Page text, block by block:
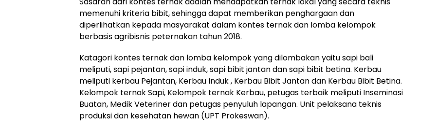
memenuhi kriteria bibit, sehingga dapat memberikan penghargaan dan
diperlihatkan kepada masyarakat dalam kontes ternak dan lomba kelompok
berbasis agribisnis peternakan tahun 2018.
Katagori kontes ternak dan lomba kelompok yang dilombakan yaitu sapi bali
meliputi, sapi pejantan, sapi induk, sapi bibit jantan dan sapi bibit betina. Kerbau
meliputi kerbau Pejantan, Kerbau Induk , Kerbau Bibit Jantan dan Kerbau Bibit Betina.
Kelompok ternak Sapi, Kelompok ternak Kerbau, petugas terbaik meliputi Inseminasi
Buatan, Medik Veteriner dan petugas penyuluh lapangan. Unit pelaksana teknis
produksi dan kesehatan hewan (UPT Prokeswan).